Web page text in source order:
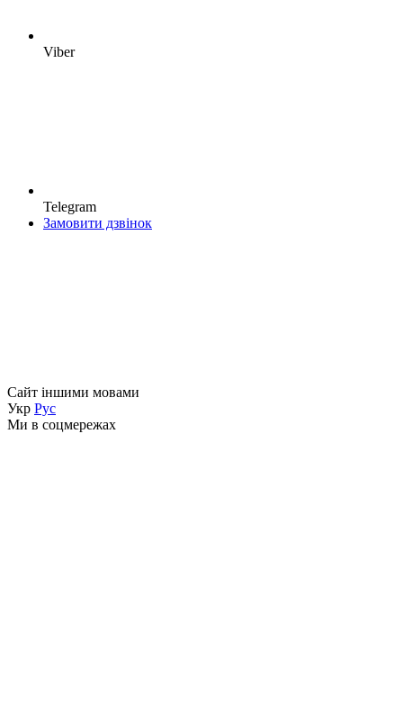
Viber
Telegram
Замовити дзвінок
Сайт іншими мовами
Укр Рус
Ми в соцмережах